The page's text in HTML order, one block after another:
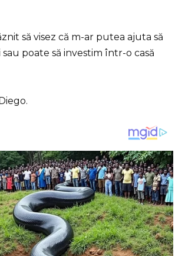
să visez că m-ar putea ajuta să
poate să investim într-o casă